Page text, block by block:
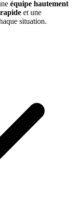
équipe hautement
et une
situation.